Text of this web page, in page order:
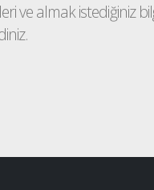
ve almak istediğiniz